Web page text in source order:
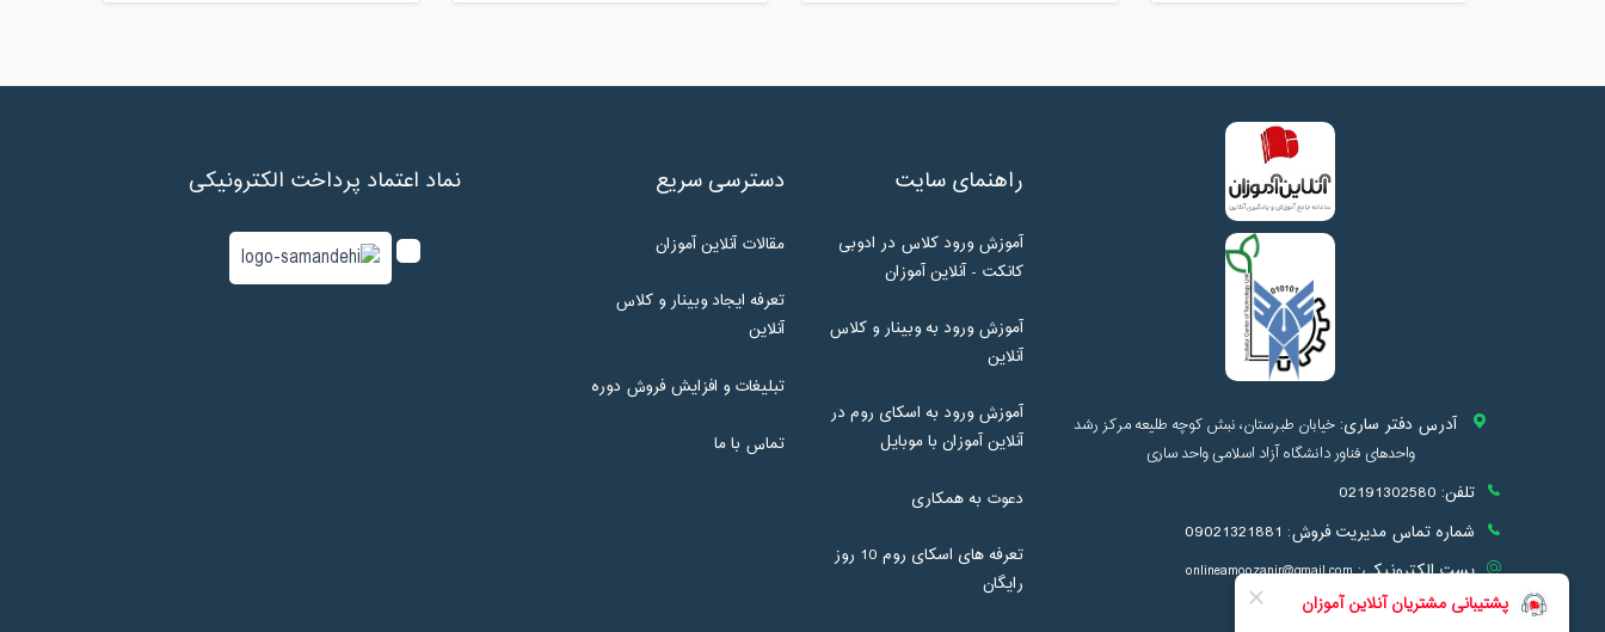
آدرس دفتر ساری: خیابان طبرستان، نبش کوچه طلیعه مرکز رشد
واحدهای فناور دانشگاه آزاد اسلامی واحد ساری
تلفن: 02191302580
شماره تماس مدیریت فروش: 09021321881
پست الکترونیکی:onlineamoozanir@gmail.com
info@onlineamoozan.ir
راهنمای سایت
آموزش ورود کلاس در ادوبی
کانکت - آنلاین آموزان
آموزش ورود به وبینار و کلاس
آنلاین
آموزش ورود به اسکای روم در
آنلاین آموزان با موبایل
دعوت به همکاری
تعرفه های اسکای روم 10 روز
رایگان
دسترسی سریع
مقالات آنلاین آموزان
تعرفه ایجاد وبینار و کلاس
آنلاین
تبلیغات و افزایش فروش دوره
تماس با ما
نماد اعتماد پرداخت الکترونیکی